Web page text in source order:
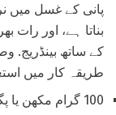
پانی کے غسل میں
بناتا ہے، اور رات
طریقہ کار میں
100 گرام مکھن